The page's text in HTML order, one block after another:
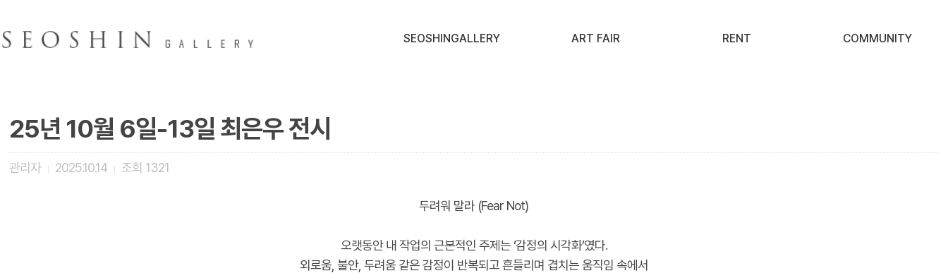
SEOSHINGALLERY ART FAIR RENT COMMUNITY
25년 10월 6일-13일 최은우 전시
관리자 2025.10.14 조회 1321
두려워 말라 (Fear Not)
오랫동안 내 작업의 근본적인 주제는 ‘감정의 시각화’였다.
외로움, 불안, 두려움 같은 감정이 반복되고 흔들리며 겹치는 움직임 속에서